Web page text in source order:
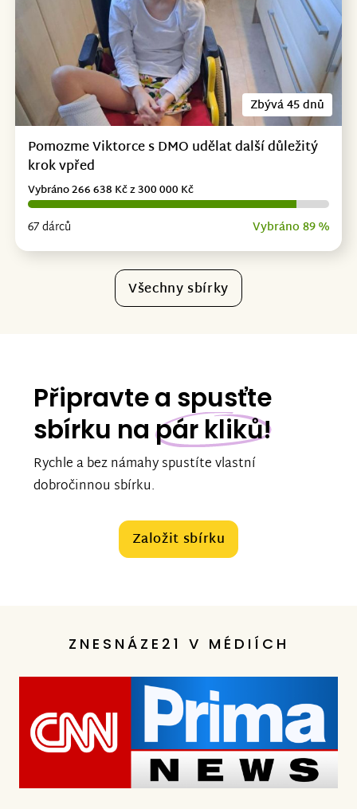
Zbývá 45 dnů
Pomozme Viktorce s DMO udělat další důležitý
krok vpřed
67 dárců Vybráno 89 %
Vybráno 266 638 Kč z 300 000 Kč
Všechny sbírky
Připravte a spusťte
sbírku na pár kliků!
Rychle a bez námahy spustíte vlastní
dobročinnou sbírku.
Založit sbírku
ZNESNÁZE21 V MÉDIÍCH